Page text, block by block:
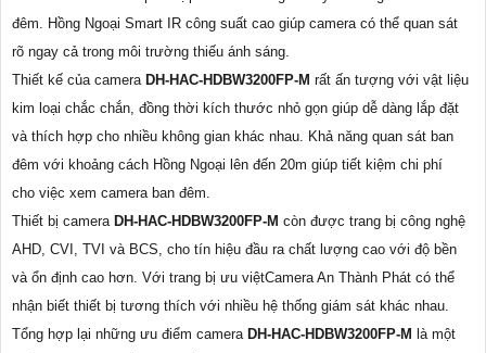
đêm. Hồng Ngoại Smart IR công suất cao giúp camera có thể quan sát
rõ ngay cả trong môi trường thiếu ánh sáng.
Thiết kế của camera DH-HAC-HDBW3200FP-M rất ấn tượng với vật liệu
kim loại chắc chắn, đồng thời kích thước nhỏ gọn giúp dễ dàng lắp đặt
và thích hợp cho nhiều không gian khác nhau. Khả năng quan sát ban
đêm với khoảng cách Hồng Ngoại lên đến 20m giúp tiết kiệm chi phí
cho việc xem camera ban đêm.
Thiết bị camera DH-HAC-HDBW3200FP-M còn được trang bị công nghệ
AHD, CVI, TVI và BCS, cho tín hiệu đầu ra chất lượng cao với độ bền
và ổn định cao hơn. Với trang bị ưu việtCamera An Thành Phát có thể
nhận biết thiết bị tương thích với nhiều hệ thống giám sát khác nhau.
Tổng hợp lại những ưu điểm camera DH-HAC-HDBW3200FP-M là một